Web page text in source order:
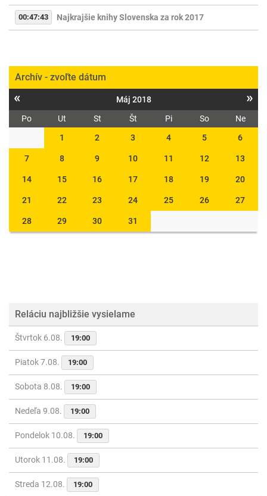
00:47:43 Najkrajšie knihy Slovenska za rok 2017
Archív - zvoľte dátum
« Máj 2018 »
Po Ut St Št Pi So
Ne
1
2 3 4 5 6
7 8 9 10 11 12 13
14 15 16 17 18 19 20
21 22 23 24 25 26 27
28 29 30 31
Reláciu najbližšie vysielame
Štvrtok 6.08. 19:00
Piatok 7.08. 19:00
Sobota 8.08. 19:00
Nedeľa 9.08. 19:00
Pondelok 10.08. 19:00
Utorok 11.08. 19:00
Streda 12.08. 19:00